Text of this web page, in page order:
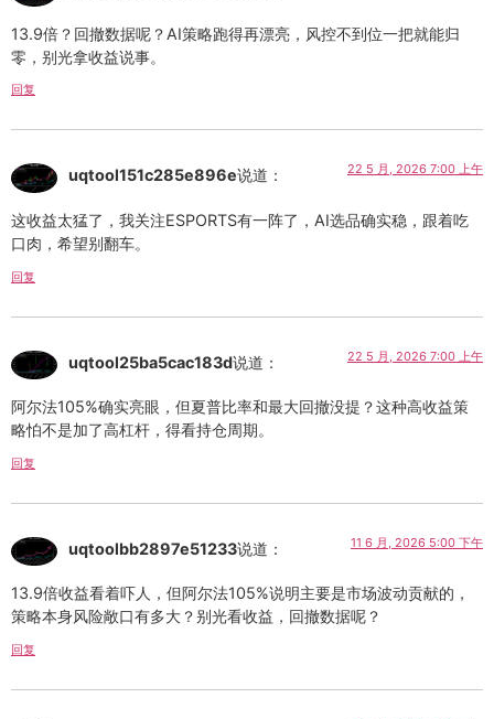
13.9倍？回撤数据呢？AI策略跑得再漂亮，风控不到位一把就能归
零，别光拿收益说事。
回复
uqtool151c285e896e说道： 22 5 月, 2026 7:00 上午
这收益太猛了，我关注ESPORTS有一阵了，AI选品确实稳，跟着吃
口肉，希望别翻车。
回复
uqtool25ba5cac183d说道： 22 5 月, 2026 7:00 上午
阿尔法105%确实亮眼，但夏普比率和最大回撤没提？这种高收益策
略怕不是加了高杠杆，得看持仓周期。
回复
uqtoolbb2897e51233说道： 11 6 月, 2026 5:00 下午
13.9倍收益看着吓人，但阿尔法105%说明主要是市场波动贡献的，
策略本身风险敞口有多大？别光看收益，回撤数据呢？
回复